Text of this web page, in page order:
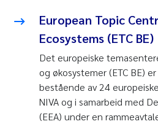
European Topic
Ecosystems (ETC BE)
Det europeiske
og økosystemer (ETC BE)
bestående av 24
NIVA og i samarbeid med
(EEA) under en